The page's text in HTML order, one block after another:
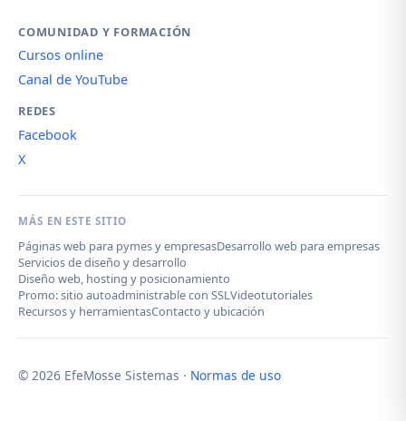
COMUNIDAD Y FORMACIÓN
Cursos online
Canal de YouTube
REDES
Facebook
X
MÁS EN ESTE SITIO
Páginas web para pymes y empresasDesarrollo web para empresas
Servicios de diseño y desarrollo
Diseño web, hosting y posicionamiento
Promo: sitio autoadministrable con SSLVideotutoriales
Recursos y herramientasContacto y ubicación
© 2026 EfeMosse Sistemas · Normas de uso